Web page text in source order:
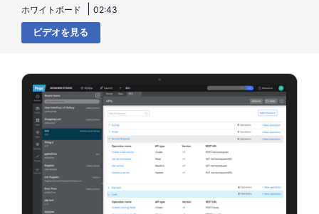
ホワイトボード 02:43
ビデオを見る